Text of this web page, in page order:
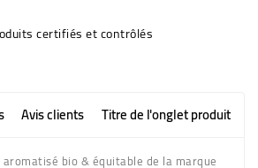
certifiés et contrôlés
Avis clients Titre de l'onglet produit
aromatisé bio & équitable de la marque